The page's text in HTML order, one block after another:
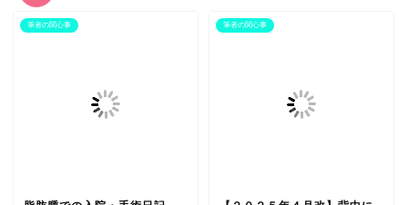
筆者の関心事 筆者の関心事